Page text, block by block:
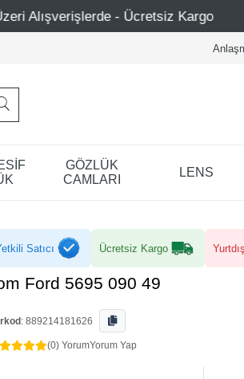
Kargo Mağazalarımız –
GÖZLÜK
CAMLARI
LENS
Satıcı Ücretsiz Kargo
Ford 5695 090 49
: 889214181626
(0) YorumYorum Yap